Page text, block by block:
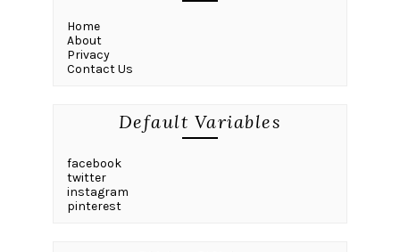
Home
About
Privacy
Contact Us
Default Variables
facebook
twitter
instagram
pinterest